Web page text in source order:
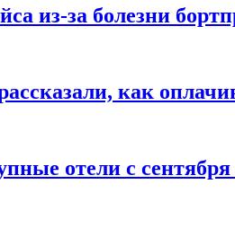
из-за болезни
как
отели с